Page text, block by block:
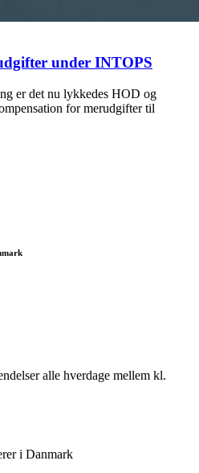
under INTOPS
er det nu lykkedes HOD og
for merudgifter til
alle hverdage mellem kl.
i Danmark